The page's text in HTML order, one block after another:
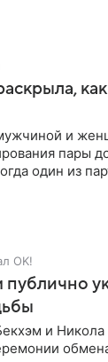
и
пары
один из
OK!
публично
и